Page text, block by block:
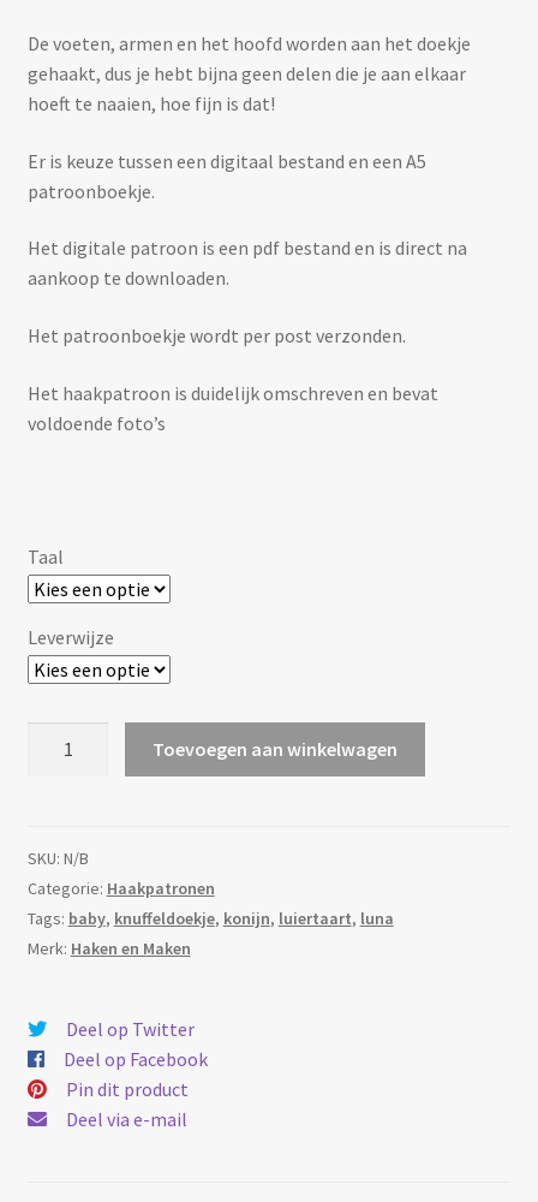
De voeten, armen en het hoofd worden aan het doekje
gehaakt, dus je hebt bijna geen delen die je aan elkaar
hoeft te naaien, hoe fijn is dat!
Er is keuze tussen een digitaal bestand en een A5
patroonboekje.
Het digitale patroon is een pdf bestand en is direct na
aankoop te downloaden.
Het patroonboekje wordt per post verzonden.
Het haakpatroon is duidelijk omschreven en bevat
voldoende foto’s
Taal
Leverwijze
Toevoegen aan winkelwagen
SKU: N/B
Categorie: Haakpatronen
Tags: baby, knuffeldoekje, konijn, luiertaart, luna
Merk: Haken en Maken
Deel op Twitter
Deel op Facebook
Pin dit product
Deel via e-mail